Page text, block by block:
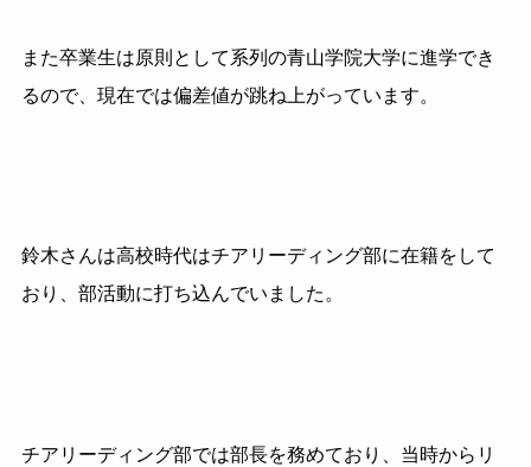
また卒業生は原則として系列の青山学院大学に進学でき
るので、現在では偏差値が跳ね上がっています。
鈴木さんは高校時代はチアリーディング部に在籍をして
おり、部活動に打ち込んでいました。
チアリーディング部では部長を務めており、当時からリ